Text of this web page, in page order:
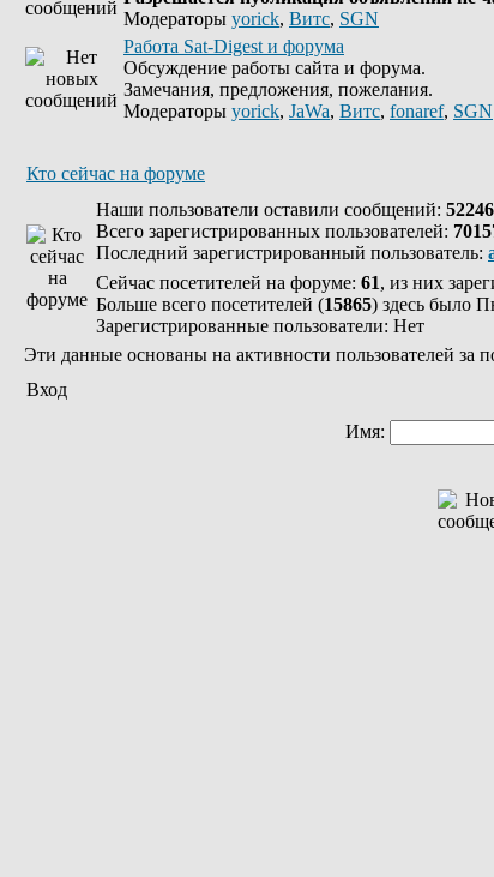
Модераторы yorick, Витс, SGN
Работа Sat-Digest и форума
Обсуждение работы сайта и форума.
Замечания, предложения, пожелания.
Модераторы yorick, JaWa, Витс, fonaref, SGN
Кто сейчас на форуме
Наши пользователи оставили сообщений:
Всего зарегистрированных пользователей:
Последний зарегистрированный пользователь:
Сейчас посетителей на форуме: 61, из них
Больше всего посетителей (15865) здесь было
Зарегистрированные пользователи: Нет
Эти данные основаны на активности пользователей за
Вход
Имя: